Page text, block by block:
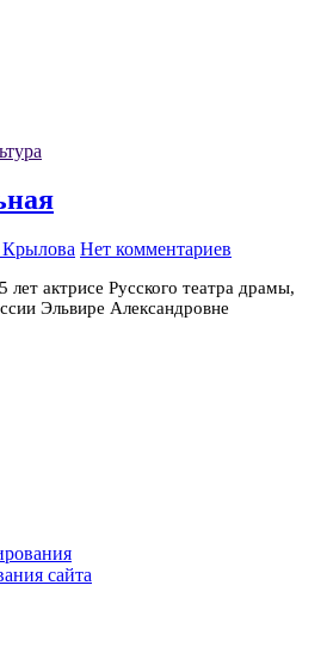
Нет комментариев
лет актрисе Русского театра драмы,
Эльвире Александровне
сайта